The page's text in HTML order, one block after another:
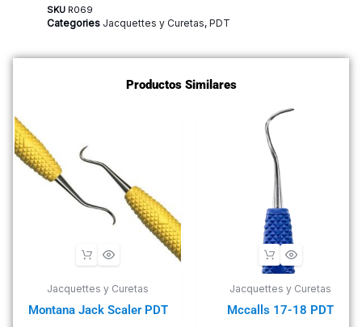
SKU R069
Categories Jacquettes y Curetas, PDT
Productos Similares
Jacquettes y Curetas
Montana Jack Scaler PDT
Jacquettes y Curetas
Mccalls 17-18 PDT